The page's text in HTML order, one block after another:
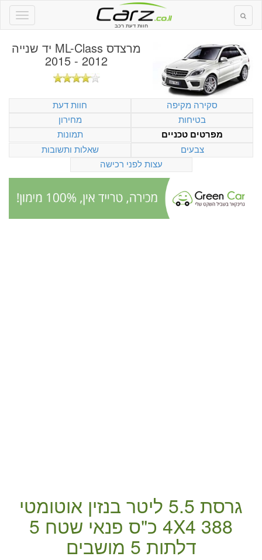
חוות דעת רכב
מרצדס ML-Class יד שנייה
2012 - 2015
סקירה מקיפה
חוות דעת
בטיחות
מחירון
מפרטים טכניים
תמונות
צבעים
שאלות ותשובות
עצות לפני רכישה
גרסת 5.5 ליטר בנזין אוטומטי
4X4 388 כ"ס פנאי שטח 5
דלתות